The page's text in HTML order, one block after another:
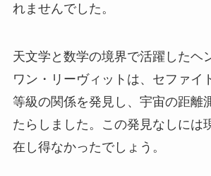
れませんでした。
天文学と数学の境界で活躍したヘ
ワン・リーヴィットは、セファイ
等級の関係を発見し、宇宙の距離
たらしました。この発見なしには
在し得なかったでしょう。